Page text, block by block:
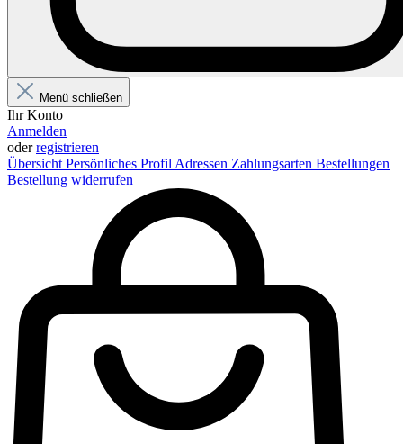
Menü schließen
Ihr Konto
Anmelden
oderregistrieren
Übersicht Persönliches Profil Adressen Zahlungsarten Bestellungen
Bestellung widerrufen